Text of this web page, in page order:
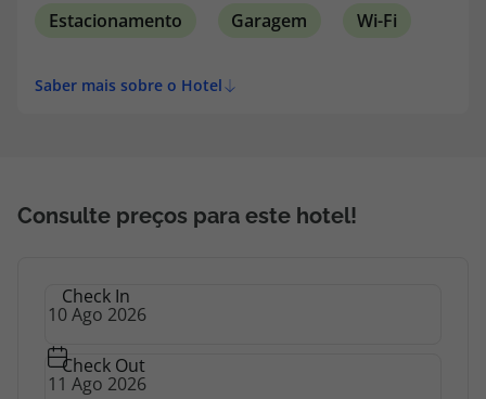
Estacionamento Garagem Wi-Fi
Saber mais sobre o Hotel
Consulte preços para este hotel!
Check In
Check Out